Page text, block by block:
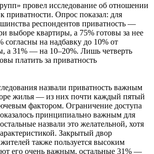
провел исследование об отношении
приватности. Опрос показал: для
респондентов приватность —
выборе квартиры, а 75% готовы за нее
согласны на надбавку до 10% от
а 31% — на 10–20%. Лишь четверть
платить за приватность
назвали приватность важным
жилья — из них почти каждый пятый
фактором. Ограничение доступа
принципиально важным для
назвали это желательной, хотя
Закрытый двор
также пользуется высоким
его очень важным, остальные 31% —